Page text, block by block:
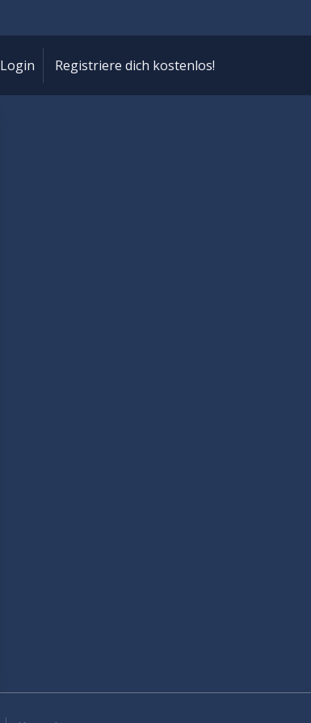
Login Registriere dich kostenlos!